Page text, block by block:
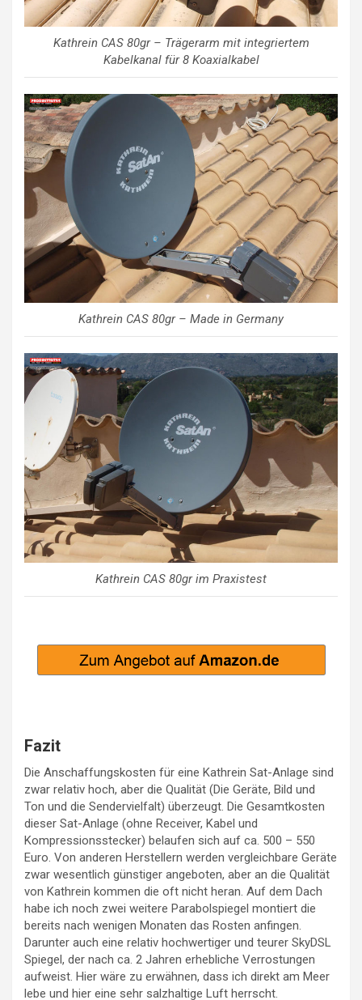
Kathrein CAS 80gr – Trägerarm mit integriertem
Kabelkanal für 8 Koaxialkabel
Kathrein CAS 80gr – Made in Germany
Kathrein CAS 80gr im Praxistest
Fazit
Die Anschaffungskosten für eine Kathrein Sat-Anlage sind
zwar relativ hoch, aber die Qualität (Die Geräte, Bild und
Ton und die Sendervielfalt) überzeugt. Die Gesamtkosten
dieser Sat-Anlage (ohne Receiver, Kabel und
Kompressionsstecker) belaufen sich auf ca. 500 – 550
Euro. Von anderen Herstellern werden vergleichbare Geräte
zwar wesentlich günstiger angeboten, aber an die Qualität
von Kathrein kommen die oft nicht heran. Auf dem Dach
habe ich noch zwei weitere Parabolspiegel montiert die
bereits nach wenigen Monaten das Rosten anfingen.
Darunter auch eine relativ hochwertiger und teurer SkyDSL
Spiegel, der nach ca. 2 Jahren erhebliche Verrostungen
aufweist. Hier wäre zu erwähnen, dass ich direkt am Meer
lebe und hier eine sehr salzhaltige Luft herrscht.